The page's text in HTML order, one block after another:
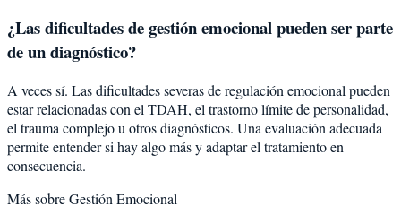
¿Las dificultades de gestión emocional pueden ser parte
de un diagnóstico?
A veces sí. Las dificultades severas de regulación emocional pueden
estar relacionadas con el TDAH, el trastorno límite de personalidad,
el trauma complejo u otros diagnósticos. Una evaluación adecuada
permite entender si hay algo más y adaptar el tratamiento en
consecuencia.
Más sobreGestión Emocional